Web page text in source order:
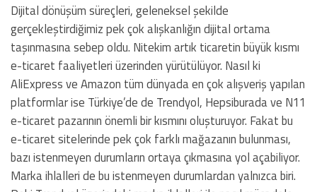
Dijital dönüşüm süreçleri, geleneksel şekilde
gerçekleştirdiğimiz pek çok alışkanlığın dijital ortama
taşınmasına sebep oldu. Nitekim artık ticaretin büyük kısmı
e-ticaret faaliyetleri üzerinden yürütülüyor. Nasıl ki
AliExpress ve Amazon tüm dünyada en çok alışveriş yapılan
platformlar ise Türkiye’de de Trendyol, Hepsiburada ve N11
e-ticaret pazarının önemli bir kısmını oluşturuyor. Fakat bu
e-ticaret sitelerinde pek çok farklı mağazanın bulunması,
bazı istenmeyen durumların ortaya çıkmasına yol açabiliyor.
Marka ihlalleri de bu istenmeyen durumlardan yalnızca biri.